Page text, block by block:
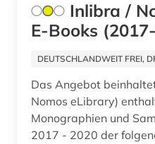
Inlibra /
E-Books
DEUTSCHLANDWEIT FREI,
Das Angebot
Nomos eLibrary)
Monographien und
2017 - 2020 der